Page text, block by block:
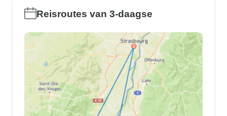
Reisroutes van 3-daagse